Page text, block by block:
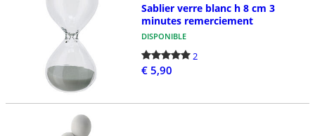
Sablier verre blanc h 8 cm 3
minutes remerciement
DISPONIBLE
2
€ 5,90